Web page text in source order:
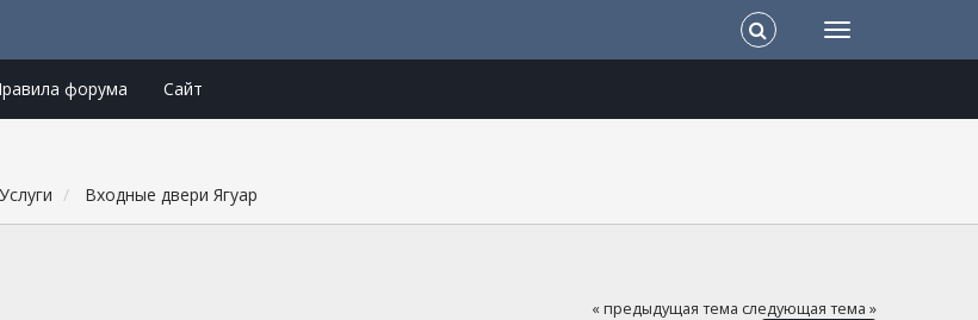
форума Сайт
Услуги Входные двери Ягуар
« предыдущая тема следующая тема »